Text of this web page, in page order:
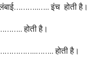
इंच होती है।
होती है।
……………..…….. होती है।